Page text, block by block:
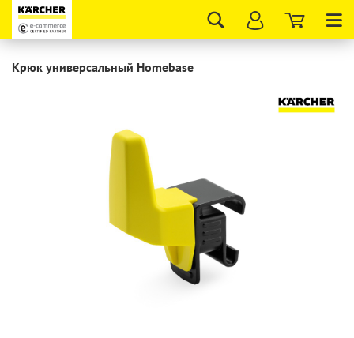
Крюк универсальный Homebase